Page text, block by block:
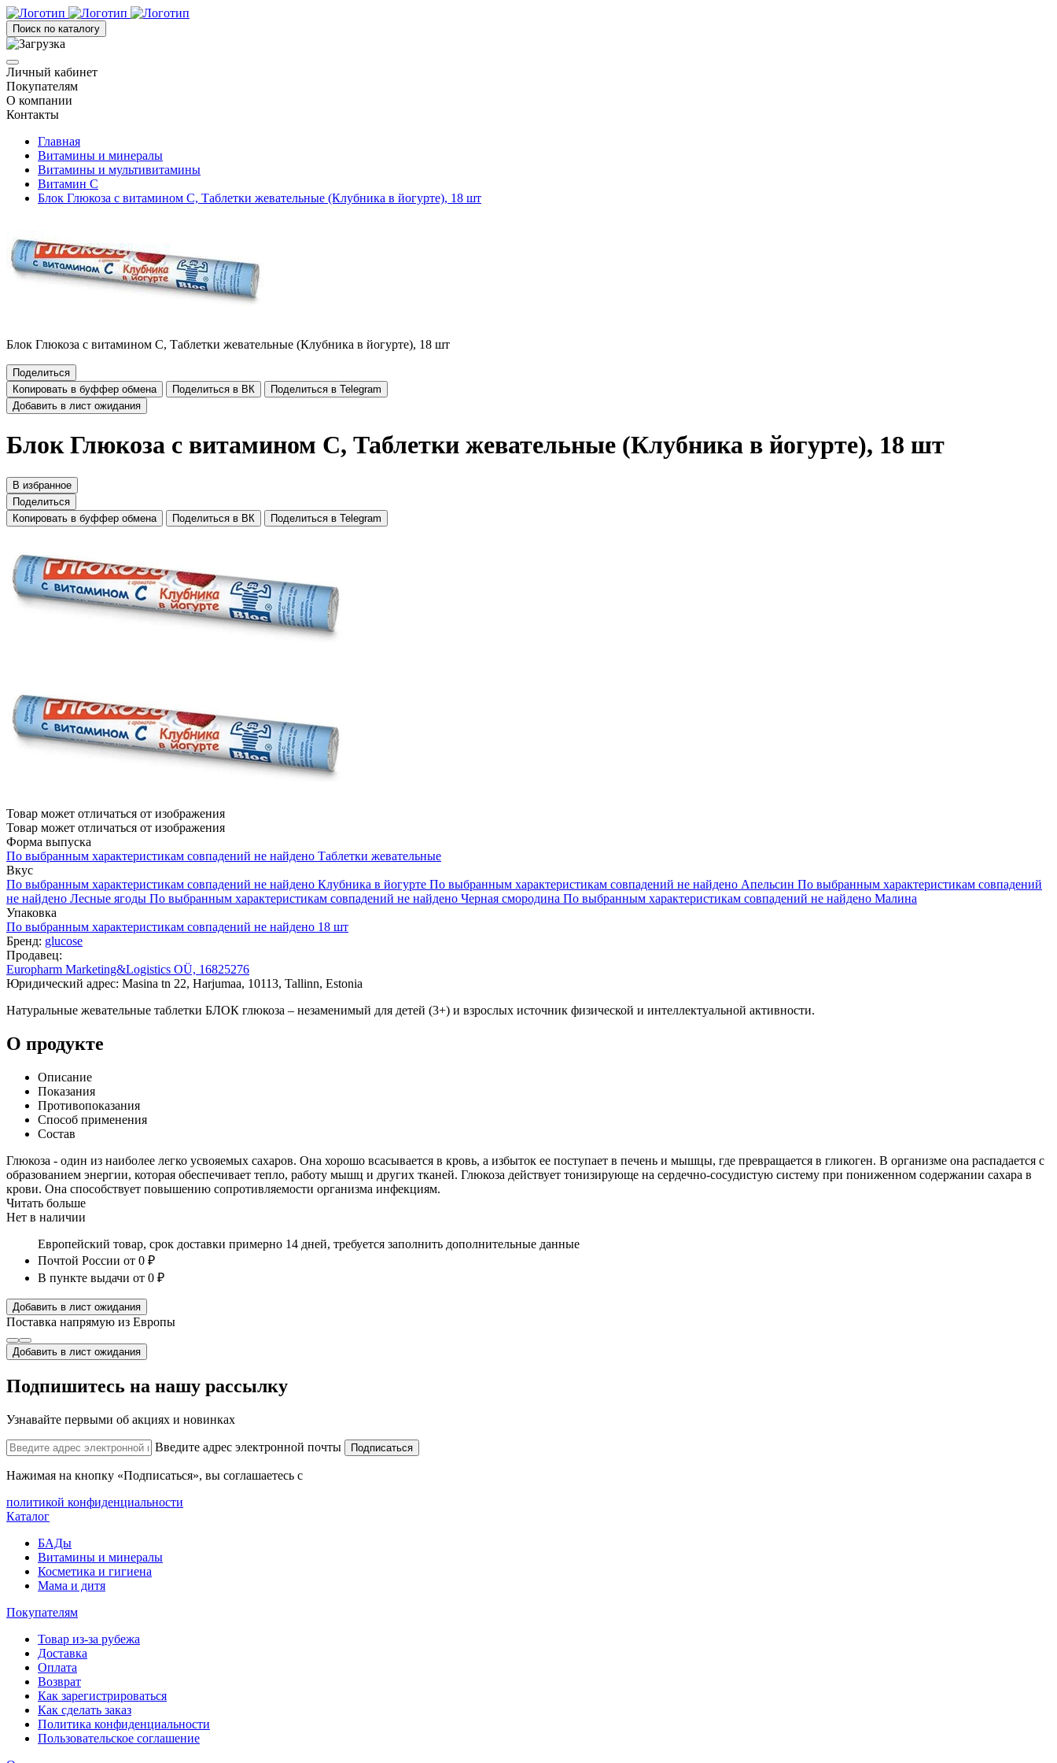
Поиск по каталогу
Личный кабинет
Покупателям
О компании
Контакты
Главная
Витамины и минералы
Витамины и мультивитамины
Витамин С
Блок Глюкоза с витамином C, Таблетки жевательные (Клубника в йогурте), 18 шт
Блок Глюкоза с витамином C, Таблетки жевательные (Клубника в йогурте), 18 шт
Поделиться
Копировать в буффер обмена
Поделиться в ВК
Поделиться в Telegram
Добавить в лист ожидания
Блок Глюкоза с витамином C, Таблетки жевательные (Клубника в йогурте), 18 шт
В избранное
Поделиться
Копировать в буффер обмена
Поделиться в ВК Поделиться в Telegram
Товар может отличаться от изображения
Товар может отличаться от изображения
Форма выпуска
По выбранным характеристикам совпадений не найдено Таблетки жевательные
Вкус
По выбранным характеристикам совпадений не найдено Клубника в йогурте По выбранным характеристикам совпадений не найдено Апельсин По выбранным характеристикам совпадений
не найдено Лесные ягоды По выбранным характеристикам совпадений не найдено Черная смородина По выбранным характеристикам совпадений не найдено Малина
Упаковка
По выбранным характеристикам совпадений не найдено 18 шт
Бренд: glucose
Продавец:
Europharm Marketing&Logistics OÜ, 16825276
Юридический адрес: Masina tn 22, Harjumaa, 10113, Tallinn, Estonia
Натуральные жевательные таблетки БЛОК глюкоза – незаменимый для детей (3+) и взрослых источник физической и интеллектуальной активности.
О продукте
Описание
Показания
Противопоказания
Способ применения
Состав
Глюкоза - один из наиболее легко усвояемых сахаров. Она хорошо всасывается в кровь, а избыток ее поступает в печень и мышцы, где превращается в гликоген. В организме она распадается с
образованием энергии, которая обеспечивает тепло, работу мышц и других тканей. Глюкоза действует тонизирующе на сердечно-сосудистую систему при пониженном содержании сахара в
крови. Она способствует повышению сопротивляемости организма инфекциям.
Читать больше
Нет в наличии
Европейский товар, срок доставки примерно 14 дней, требуется заполнить дополнительные данные
Почтой России от 0 ₽
В пункте выдачи от 0 ₽
Добавить в лист ожидания
Поставка напрямую из Европы
Добавить в лист ожидания
Подпишитесь на нашу рассылку
Узнавайте первыми об акциях и новинках
Введите адрес электронной почты Подписаться
Нажимая на кнопку «Подписаться», вы соглашаетесь с
политикой конфиденциальности
Каталог
БАДы
Витамины и минералы
Косметика и гигиена
Мама и дитя
Покупателям
Товар из-за рубежа
Доставка
Оплата
Возврат
Как зарегистрироваться
Как сделать заказ
Политика конфиденциальности
Пользовательское соглашение